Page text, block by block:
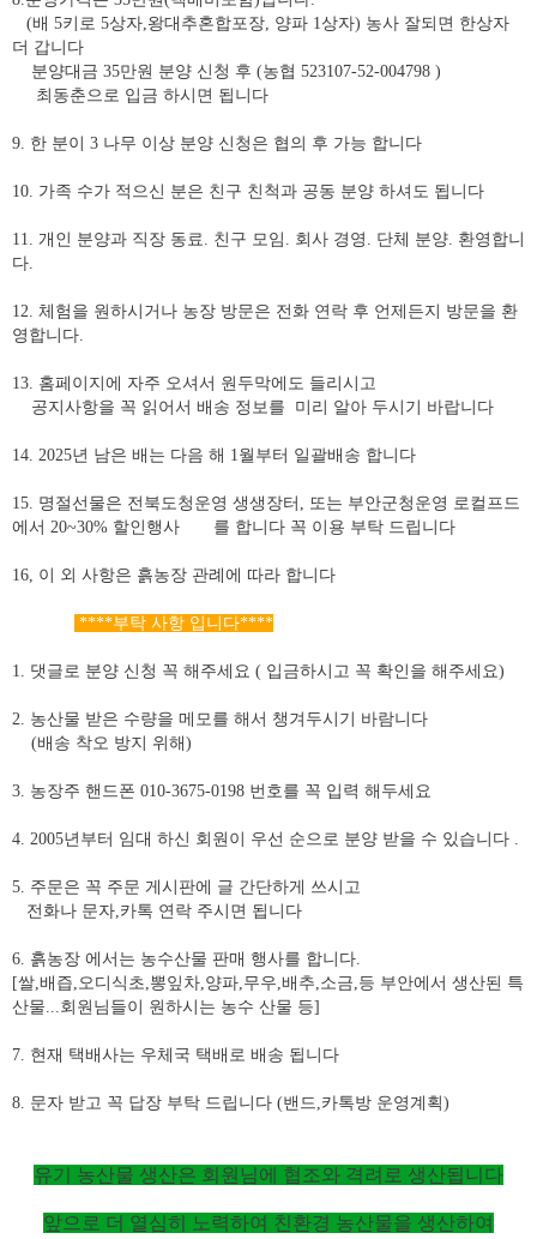
(배 5키로 5상자,왕대추혼합포장, 양파 1상자) 농사 잘되면 한상자
더 갑니다
분양대금 35만원 분양 신청 후 (농협 523107-52-004798 )
최동춘으로 입금 하시면 됩니다
9. 한 분이 3 나무 이상 분양 신청은 협의 후 가능 합니다
10. 가족 수가 적으신 분은 친구 친척과 공동 분양 하셔도 됩니다
11. 개인 분양과 직장 동료. 친구 모임 . 회사 경영 . 단체 분양. 환영합니
다.
12. 체험을 원하시거나 농장 방문은 전화 연락 후 언제든지 방문을 환
영합니다.
13. 홈페이지에 자주 오셔서 원두막에도 들리시고
공지사항을 꼭 읽어서 배송 정보를
미리 알아 두시기 바랍니다
14. 2025년 남은 배는 다음 해 1월부터 일괄배송 합니다
15. 명절선물은 전북도청운영 생생장터, 또는 부안군청운영 로컬프드
에서 20~30% 할인행사 를 합니다 꼭 이용 부탁 드립니다
16, 이 외 사항은 흙농장 관례에 따라 합니다
****부탁 사항 입니다****
1. 댓글로 분양 신청 꼭 해주세요 ( 입금하시고 꼭 확인을 해주세요)
2. 농산물 받은 수량을 메모를 해서 챙겨두시기 바람니다
(배송 착오 방지 위해 )
3. 농장주 핸드폰 010-3675-0198 번호를 꼭 입력 해두세요
4. 2005년부터 임대 하신 회원이 우선 순으로 분양 받을 수 있습니다 .
5. 주문은 꼭 주문 게시판에 글 간단하게 쓰시고
전화나 문자,카톡 연락 주시면 됩니다
6. 흙농장 에서는 농수산물 판매 행사를 합니다.
[쌀,배즙,오디식초,뽕잎차,양파,무우,배추,소금,등 부안에서 생산된 특
산물...회원님들이 원하시는 농수 산물 등]
7. 현재 택배사는 우체국 택배로 배송 됩니다
8. 문자 받고 꼭 답장 부탁 드립니다 (밴드,카톡방 운영계획)
유기 농산물 생산은 회원님에 협조와 격려로 생산됩니다
앞으로 더 열심히 노력하여 친환경 농산물을 생산하여